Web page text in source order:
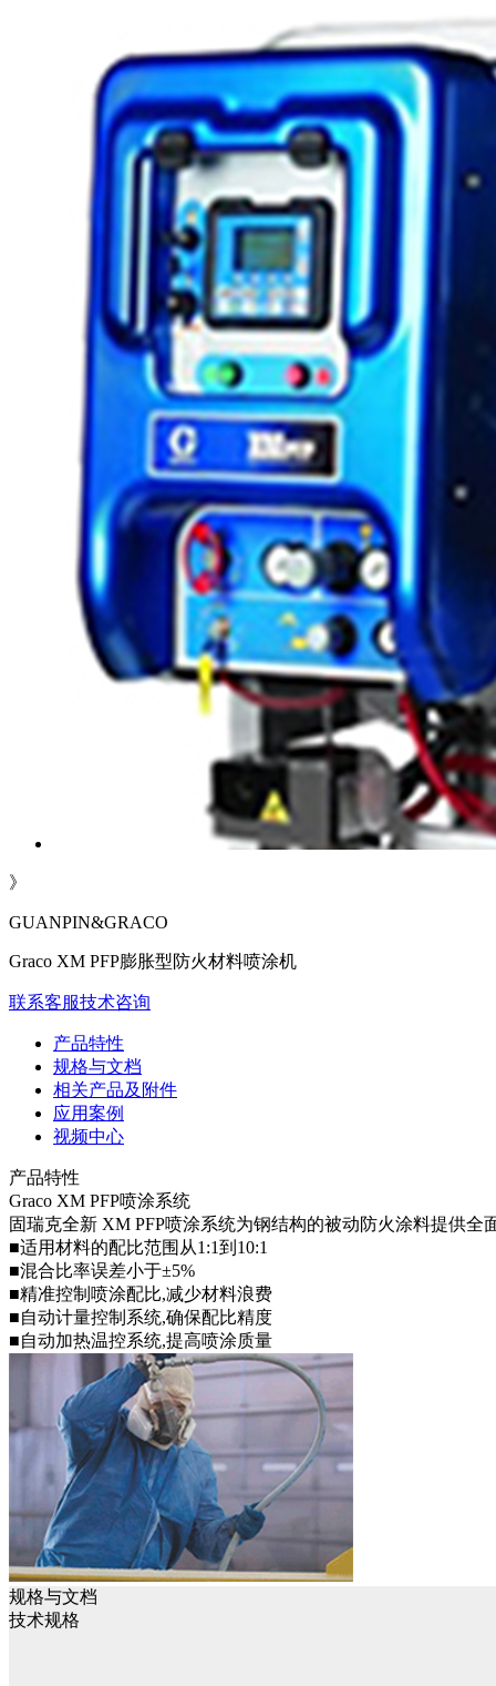
》
GUANPIN&GRACO
Graco XM PFP膨胀型防火材料喷涂机
联系客服技术咨询
产品特性
规格与文档
相关产品及附件
应用案例
视频中心
产品特性
Graco XM PFP喷涂系统
固瑞克全新 XM PFP喷涂系统为钢结构的被动防火涂料提供全
■适用材料的配比范围从1:1到10:1
■混合比率误差小于±5%
■精准控制喷涂配比,减少材料浪费
■自动计量控制系统,确保配比精度
■自动加热温控系统,提高喷涂质量
规格与文档
技术规格